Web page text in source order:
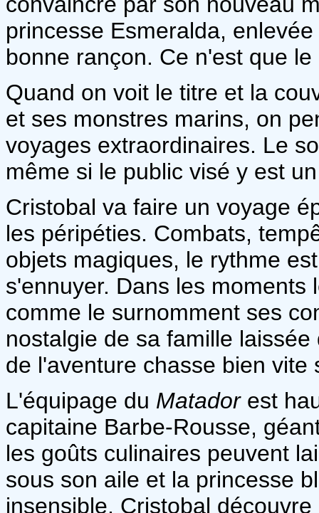
princesse Esmeralda,
bonne rançon. Ce n'est que
Quand on voit le titre et la
et ses monstres marins, on
voyages extraordinaires. Le
même si le public visé y est
Cristobal va faire un voyage
les péripéties. Combats,
objets magiques, le rythme
s'ennuyer. Dans les
comme le surnomment ses
nostalgie de sa famille
de l'aventure chasse bien vite
L'équipage du Matador est
capitaine Barbe-Rousse,
les goûts culinaires peuvent
sous son aile et la princesse
insensible, Cristobal